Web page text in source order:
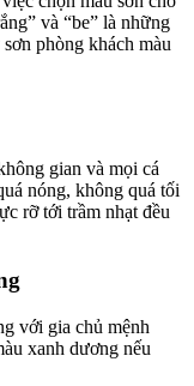
và “be” là những
phòng khách màu
gian và mọi cá
nóng, không quá tối
rỡ tới trầm nhạt đều
với gia chủ mệnh
xanh dương nếu